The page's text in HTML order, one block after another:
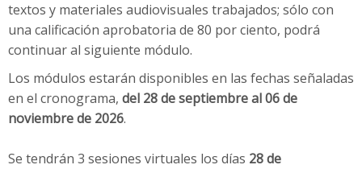
textos y materiales audiovisuales trabajados; sólo con
una calificación aprobatoria de 80 por ciento, podrá
continuar al siguiente módulo.
Los módulos estarán disponibles en las fechas señaladas
en el cronograma, del 28 de septiembre al 06 de
noviembre de 2026.
Se tendrán 3 sesiones virtuales los días 28 de